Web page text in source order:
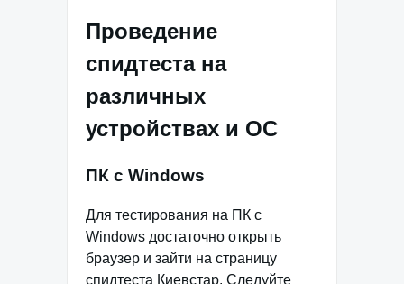
Проведение
спидтеста на
различных
устройствах и ОС
ПК с Windows
Для тестирования на ПК с
Windows достаточно открыть
браузер и зайти на страницу
спидтеста Киевстар. Следуйте